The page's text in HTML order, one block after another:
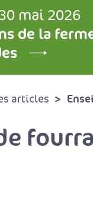
mai 2026
de la
articles